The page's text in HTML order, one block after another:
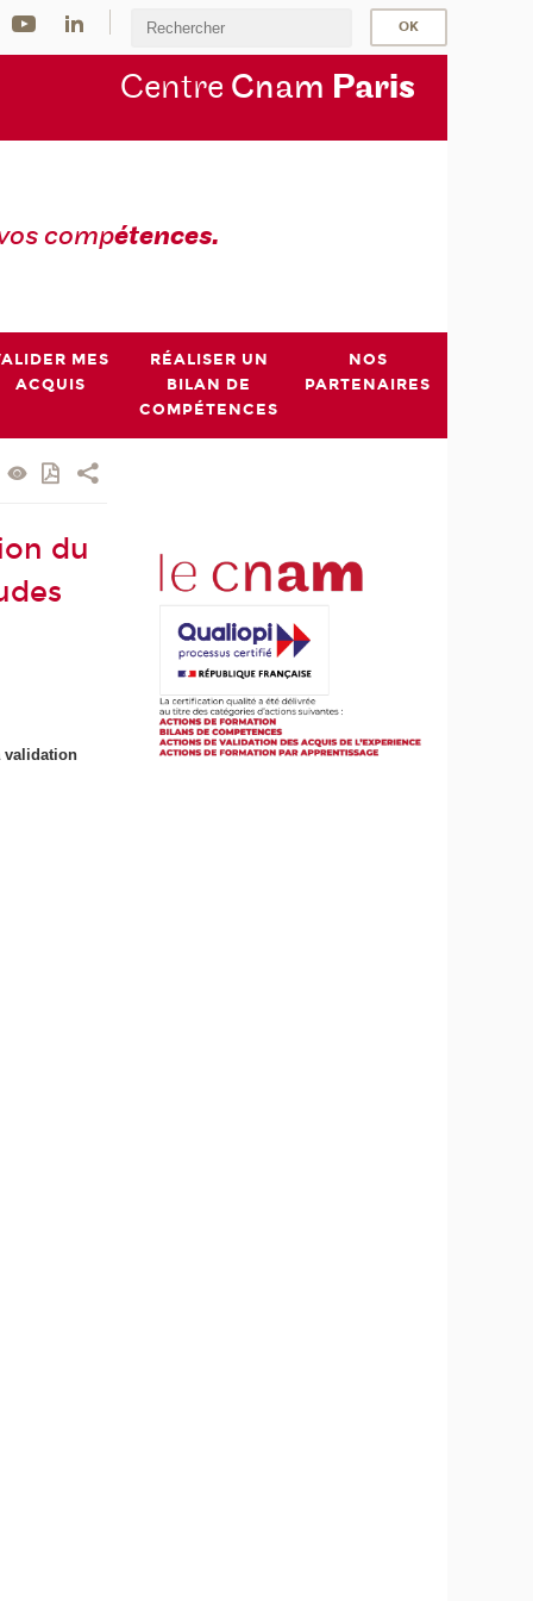
Centre Cnam Paris
compétences.
MES
ACQUIS
RÉALISER UN
BILAN DE
COMPÉTENCES
NOS
PARTENAIRES
du
validation